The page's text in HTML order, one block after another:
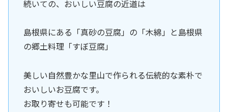
続いての、おいしい豆腐の近道は
島根県にある「真砂の豆腐」の「木綿」と島根県
の郷土料理「すぼ豆腐」
美しい自然豊かな里山で作られる伝統的な素朴で
おいしいお豆腐です。
お取り寄せも可能です！